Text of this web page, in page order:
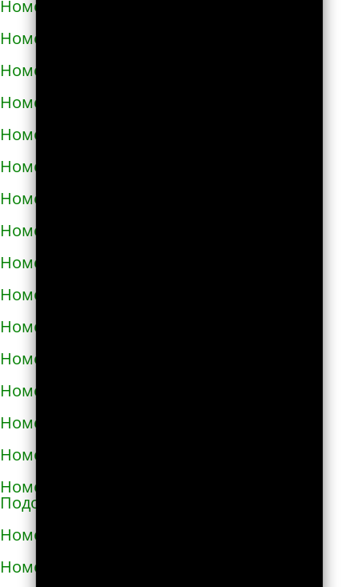
Номера телефонов такси в Купянске
Номера телефонов такси в Ладыжине
Номера телефонов такси в Лозовой
Номера телефонов такси в Лохвице
Номера телефонов такси в Лубнах
Номера телефонов такси в Луцке
Номера телефонов такси во Львове
Номера телефонов такси в Люботине
Номера телефонов такси в Малой Виске
Номера телефонов такси в Малине
Номера телефонов такси в Марганце
Номера телефонов такси в Мелитополе
Номера телефонов такси в Мене
Номера телефонов такси в Миргороде
Номера телефонов такси в Мироновке
Номера телефонов такси в Могилёве-
Подольском
Номера телефонов такси в Мукачево
Номера телефонов такси в Надворной